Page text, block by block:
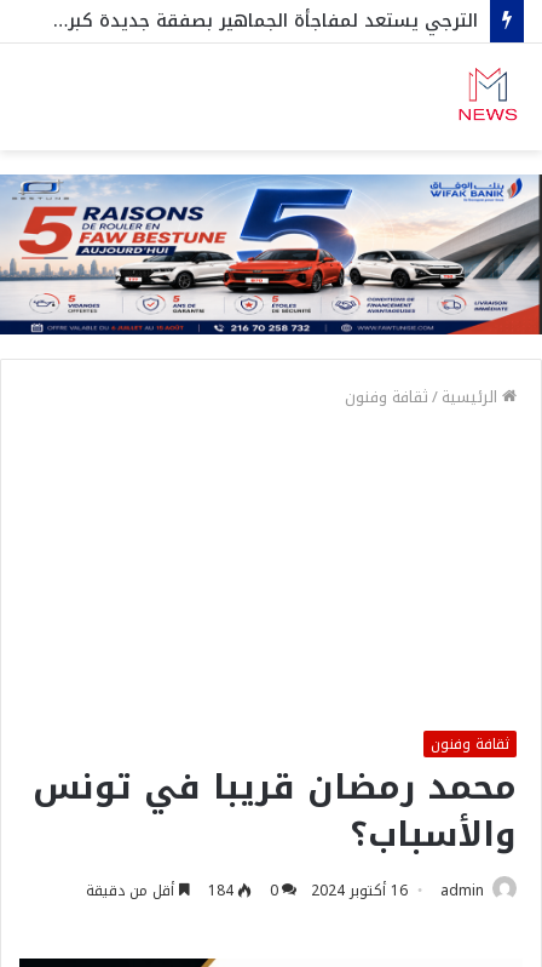
الترجي يستعد لمفاجأة الجماهير بصفقة جديدة كبرى … خيسوس يفاجئ الجميع …وثنائي المنتخب يحسم قراره بشأن عرض المكشخة
الرئيسية/ثقافة وفنون
ثقافة وفنون
محمد رمضان قريبا في تونس
والأسباب؟
admin 16 أكتوبر 2024 0
184 أقل من دقيقة